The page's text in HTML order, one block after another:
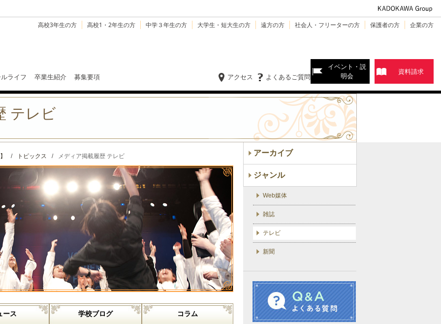
高校3年生の方 高校1・2年生の方 中学３年生の方 大学生・短大生の方 遠方の方 社会人・フリーターの方 保護者の方 企業の方
ライフ 卒業生紹介 募集要項 よくあるご質問
アクセス
イベント・説
明会
資料請求
テレビ
/ トピックス / メディア掲載履歴 テレビ
ース 学校ブログ コラム
アーカイブ
ジャンル
Web媒体
雑誌
テレビ
新聞